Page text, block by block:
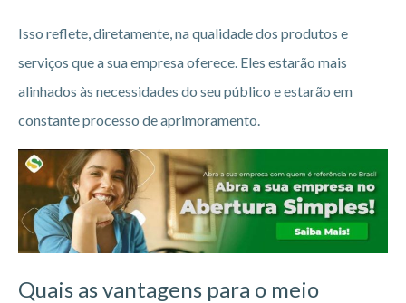
Isso reflete, diretamente, na qualidade dos produtos e
serviços que a sua empresa oferece. Eles estarão mais
alinhados às necessidades do seu público e estarão em
constante processo de aprimoramento.
Quais as vantagens para o meio